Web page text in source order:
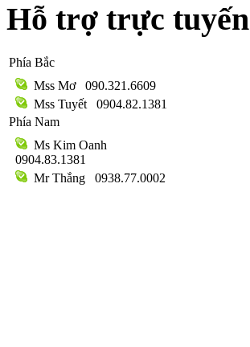
Hỗ trợ trực tuyến
Phía Bắc
Mss Mơ
090.321.6609
Mss Tuyết
0904.82.1381
Phía Nam
Ms Kim Oanh
0904.83.1381
Mr Thắng
0938.77.0002